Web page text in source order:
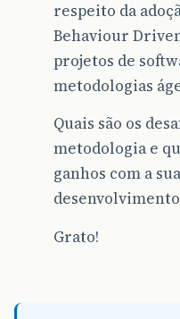
respeito da
Behaviour
projetos de
metodologias
Quais são os
metodologia e
ganhos com a
Grato!